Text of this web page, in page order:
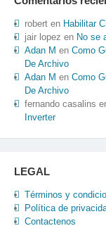
roberten Habilitar
jair lopez en No se
Adan M en Como
De Archivo
Adan M en Como
De Archivo
fernando casalins
Inverter
LEGAL
Términos y
Política de
Contactenos